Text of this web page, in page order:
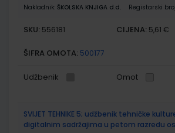
Nakladnik: ŠKOLSKA KNJIGA d.d. Registarski
SKU: 556181 CIJENA: 5,61 €
ŠIFRA OMOTA: 500177
Udžbenik Omot
SVIJET TEHNIKE 5; udžbenik tehničke
digitalnim sadržajima u petom razredu